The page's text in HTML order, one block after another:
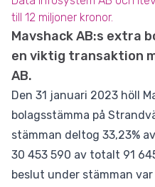
till 12 miljoner kronor.
Mavshack AB:s extra
en viktig transaktion
AB.
Den 31 januari 2023 höll
bolagsstämma på
stämman deltog 33,23%
30 453 590 av totalt 91
beslut under stämman